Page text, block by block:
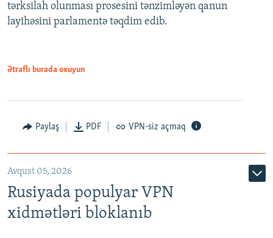
720p 1080p
tərksilah olunması prosesini tənzimləyən qanun
layihəsini parlamentə təqdim edib.
Ətraflı burada oxuyun
Paylaş PDF VPN-siz açmaq
Avqust 05, 2026
Rusiyada populyar VPN
xidmətləri bloklanıb